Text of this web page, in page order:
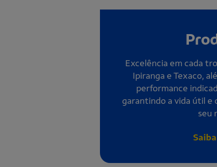
Excelência em cada
Ipiranga e Texaco,
performance
garantindo a vida útil e
seu